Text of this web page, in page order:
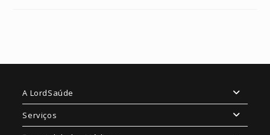
A LordSaúde
Serviços